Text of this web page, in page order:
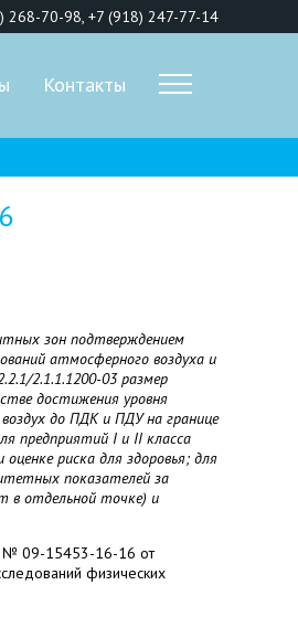
268-70-98, +7 (918) 247-77-14
Контакты
зон подтверждением
атмосферного воздуха и
2.1.1.1200-03 размер
достижения уровня
до ПДК и ПДУ на границе
предприятий I и II класса
риска для здоровья; для
показателей за
в отдельной точке) и
№ 09-15453-16-16 от
физических